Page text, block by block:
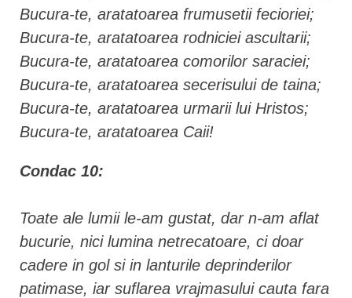
Bucura-te, aratatoarea frumusetii fecioriei;
Bucura-te, aratatoarea rodniciei ascultarii;
Bucura-te, aratatoarea comorilor saraciei;
Bucura-te, aratatoarea secerisului de taina;
Bucura-te, aratatoarea urmarii lui Hristos;
Bucura-te, aratatoarea Caii!
Condac 10:
Toate ale lumii le-am gustat, dar n-am aflat
bucurie, nici lumina netrecatoare, ci doar
cadere in gol si in lanturile deprinderilor
patimase, iar suflarea vrajmasului cauta fara